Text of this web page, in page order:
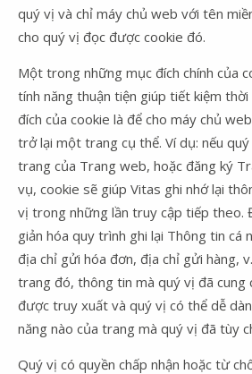
quý vị và chỉ máy chủ web với tên
cho quý vị đọc được cookie đó.
Một trong những mục đích chính của
tính năng thuận tiện giúp tiết kiệm
đích của cookie là để cho máy chủ
trở lại một trang cụ thể. Ví dụ: nếu quý
trang của Trang web, hoặc đăng ký
vụ, cookie sẽ giúp Vitas ghi nhớ lại
vị trong những lần truy cập tiếp theo.
giản hóa quy trình ghi lại Thông tin cá
địa chỉ gửi hóa đơn, địa chỉ gửi hàng,
trang đó, thông tin mà quý vị đã
được truy xuất và quý vị có thể dễ
năng nào của trang mà quý vị đã tùy
Quý vị có quyền chấp nhận hoặc từ